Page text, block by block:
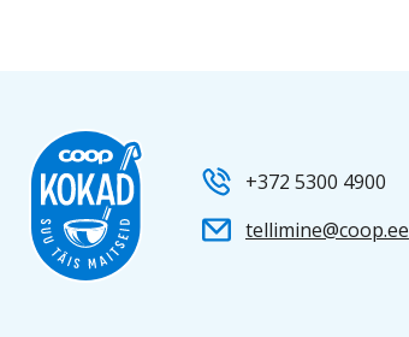
+372 5300 4900
tellimine@coop.ee